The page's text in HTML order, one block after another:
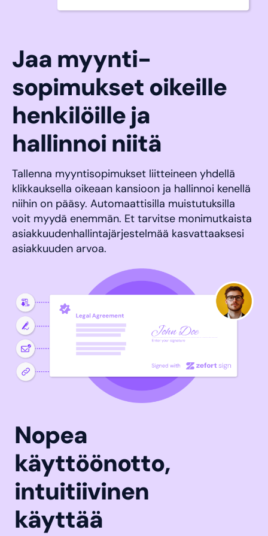
Jaa myynti­
sopimukset oikeille
henkilöille ja
hallinnoi niitä
Tallenna myyntisopimukset liitteineen yhdellä
klikkauksella oikeaan kansioon ja hallinnoi kenellä
niihin on pääsy. Automaattisilla muistutuksilla
voit myydä enemmän. Et tarvitse monimutkaista
asiakkuudenhallintajärjestelmää kasvattaaksesi
asiakkuuden arvoa.
Nopea
käyttöönotto,
intuitiivinen
käyttää